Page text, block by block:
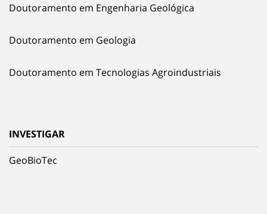
Doutoramento em Engenharia Geológica
Doutoramento em Geologia
Doutoramento em Tecnologias Agroindustriais
INVESTIGAR
GeoBioTec